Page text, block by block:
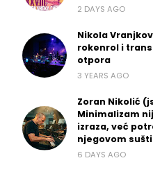
2 DAYS AGO
Nikola
rokenrol i
otpora
3 YEARS AGO
Zoran Nikolić
Minimalizam
izraza, već
njegovom
6 DAYS AGO